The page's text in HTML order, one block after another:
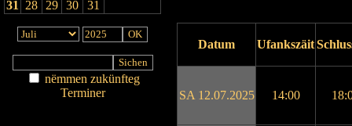
31
28 29 30 31
nëmmen zukünfteg
Terminer
Datum Ufankszäit
SA 12.07.2025 14:00